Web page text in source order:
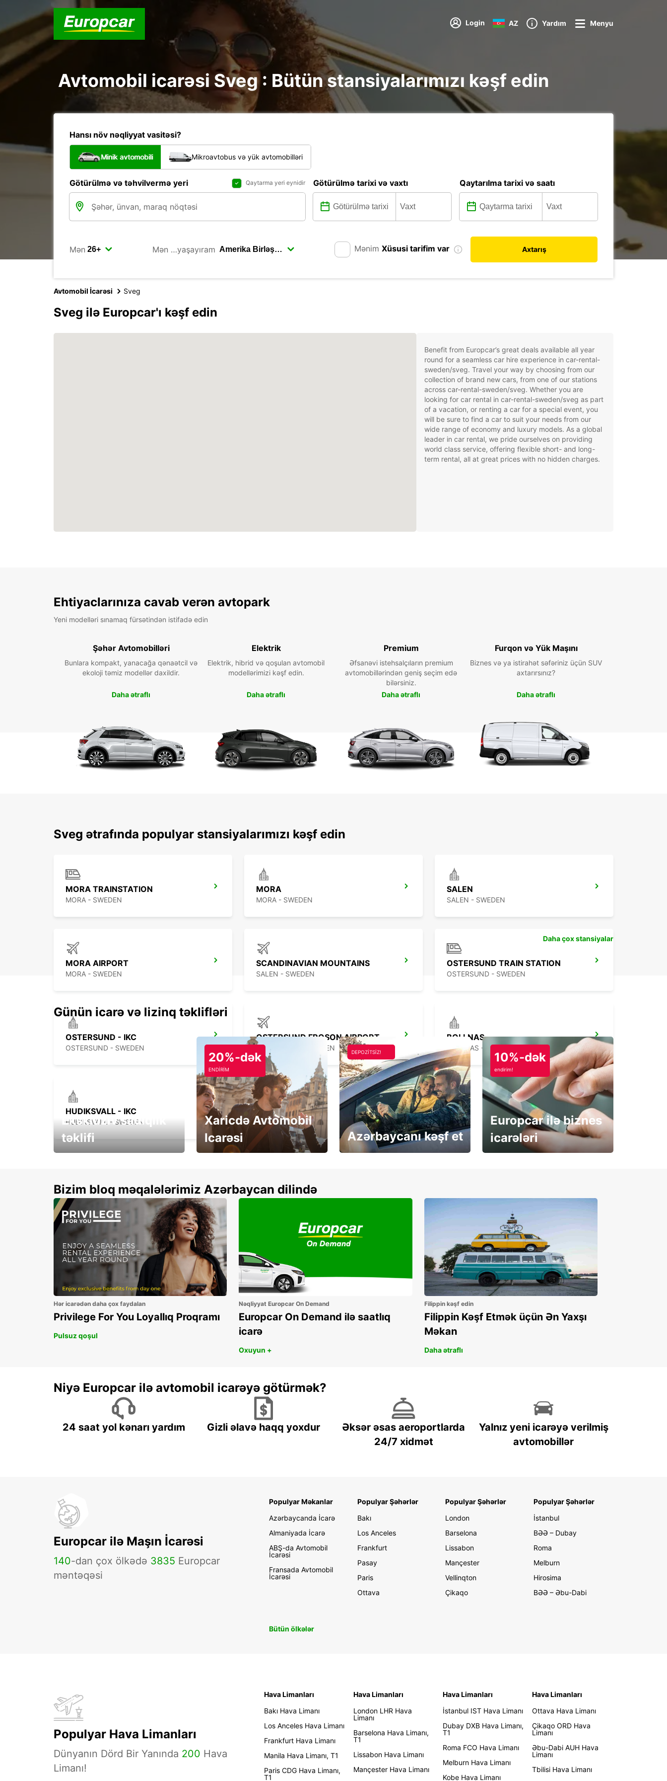
Login AZ Yardım Menyu
Avtomobil icarəsi Sveg : Bütün stansiyalarımızı kəşf edin
Hansı növ nəqliyyat vasitəsi?
Minik avtomobili Mikroavtobus və yük avtomobilləri
Götürülmə və təhvilvermə yeri Qaytarma yeri eynidir Götürülmə tarixi və vaxtı Qaytarılma tarixi və saatı
Mən Mən …yaşayıram Mənim Xüsusi tarifim var Axtarış
Avtomobil İcarəsi Sveg
Sveg ilə Europcar'ı kəşf edin
Benefit from Europcar’s great deals available all year
round for a seamless car hire experience in car-rental-
sweden/sveg. Travel your way by choosing from our
collection of brand new cars, from one of our stations
across car-rental-sweden/sveg. Whether you are
looking for car rental in car-rental-sweden/sveg as part
of a vacation, or renting a car for a special event, you
will be sure to find a car to suit your needs from our
wide range of economy and luxury models. As a global
leader in car rental, we pride ourselves on providing
world class service, offering flexible short- and long-
term rental, all at great prices with no hidden charges.
Ehtiyaclarınıza cavab verən avtopark
Yeni modelləri sınamaq fürsətindən istifadə edin
Şəhər Avtomobilləri
Bunlara kompakt, yanacağa qənaətcil və
ekoloji təmiz modellər daxildir.
Daha ətraflı
Elektrik
Elektrik, hibrid və qoşulan avtomobil
modellərimizi kəşf edin.
Daha ətraflı
Premium
Əfsanəvi istehsalçıların premium
avtomobillərindən geniş seçim edə
bilərsiniz.
Daha ətraflı
Furqon və Yük Maşını
Biznes və ya istirahət səfəriniz üçün SUV
axtarırsınız?
Daha ətraflı
Sveg ətrafında populyar stansiyalarımızı kəşf edin
MORA TRAINSTATION
MORA - SWEDEN
MORA
MORA - SWEDEN
SALEN
SALEN - SWEDEN
MORA AIRPORT
MORA - SWEDEN
SCANDINAVIAN MOUNTAINS
SALEN - SWEDEN
OSTERSUND TRAIN STATION
OSTERSUND - SWEDEN
OSTERSUND - IKC
OSTERSUND - SWEDEN OSTERSUND - SWEDEN
BOLLNAS
BOLLNAS - SWEDEN
HUDIKSVALL - IKC
HUDIKSVALL - SWEDEN
Daha çox stansiyalar
Günün icarə və lizinq təklifləri
Eksklüziv sadiqlik
təklifi
20%-dək
ENDİRİM
Xaricdə Avtomobil
Icarəsi
DEPOZİTSİZ!
Azərbaycanı kəşf et
10%-dək
endirim!
Europcar ilə biznes
icarələri
Bizim bloq məqalələrimiz Azərbaycan dilində
Hər icarədən daha çox faydalan
Privilege For You Loyallıq Proqramı
Pulsuz qoşul
Nəqliyyat Europcar On Demand
Europcar On Demand ilə saatlıq
icarə
Oxuyun +
Filippin kəşf edin
Filippin Kəşf Etmək üçün Ən Yaxşı
Məkan
Daha ətraflı
Niyə Europcar ilə avtomobil icarəyə götürmək?
24 saat yol kənarı yardım Gizli əlavə haqq yoxdur
Əksər əsas aeroportlarda
24/7 xidmət
Yalnız yeni icarəyə verilmiş
avtomobillər
Europcar ilə Maşın İcarəsi
140-dan çox ölkədə 3835 Europcar
məntəqəsi
Populyar Məkanlar
Azərbaycanda İcarə
Almaniyada İcarə
ABŞ-da Avtomobil
İcarəsi
Fransada Avtomobil
İcarəsi
Populyar Şəhərlər
Bakı
Los Anceles
Frankfurt
Pasay
Paris
Ottava
Populyar Şəhərlər
London
Barselona
Lissabon
Mançester
Vellinqton
Çikaqo
Populyar Şəhərlər
İstanbul
BƏƏ – Dubay
Roma
Melburn
Hirosima
BƏƏ – Əbu-Dabi
Bütün ölkələr
Populyar Hava Limanları
Dünyanın Dörd Bir Yanında 200 Hava
Limanı!
Hava Limanları
Bakı Hava Limanı
Los Anceles Hava Limanı
Frankfurt Hava Limanı
Manila Hava Limanı, T1
Paris CDG Hava Limanı,
T1
Hava Limanları
London LHR Hava
Limanı
Barselona Hava Limanı,
T1
Lissabon Hava Limanı
Mançester Hava Limanı
Hava Limanları
İstanbul IST Hava Limanı
Dubay DXB Hava Limanı,
T1
Roma FCO Hava Limanı
Melburn Hava Limanı
Kobe Hava Limanı
Hava Limanları
Ottava Hava Limanı
Çikaqo ORD Hava
Limanı
Əbu-Dabi AUH Hava
Limanı
Tbilisi Hava Limanı